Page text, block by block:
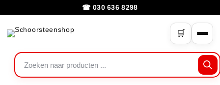
☎ 030 636 8298
🛒